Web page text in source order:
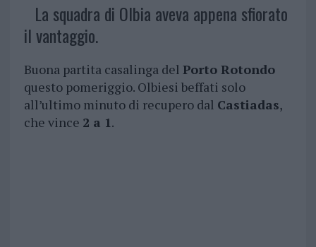
La squadra di Olbia aveva appena sfiorato
il vantaggio.
Buona partita casalinga del Porto Rotondo
questo pomeriggio. Olbiesi beffati solo
all’ultimo minuto di recupero dal Castiadas,
che vince 2 a 1.